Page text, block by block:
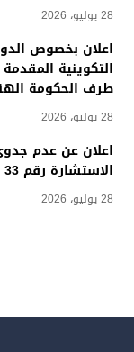
28 يوليو، 2026
اعلان بخصوص
التكوينية
طرف الحكومة
28 يوليو، 2026
اعلان عن عدم
الاستشارة رقم 33
28 يوليو، 2026